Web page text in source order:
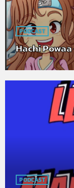
PODCAST
Hachi
PODCAST